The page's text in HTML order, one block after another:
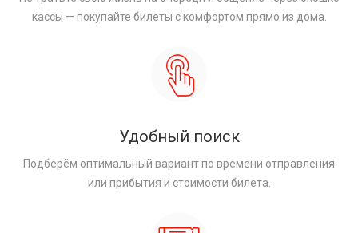
кассы — покупайте билеты с комфортом прямо из дома.
Удобный поиск
Подберём оптимальный вариант по времени отправления
или прибытия и стоимости билета.